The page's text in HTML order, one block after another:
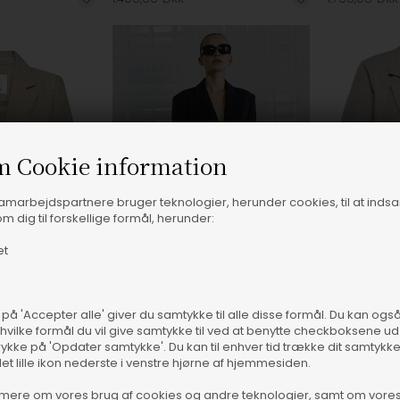
Cookie information
bruger teknologier, herunder cookies, til at
dig til forskellige formål, herunder:
'Accepter alle' giver du samtykke til alle disse formål. Du kan
formål du vil give samtykke til ved at benytte checkboksene
på 'Opdater samtykke'. Du kan til enhver tid trække dit
lille ikon nederste i venstre hjørne af hjemmesiden.
om vores brug af cookies og andre teknologier, samt om
Co Couture - Nadine CC Kortærmet Blazer - Bisquit
Fås i flere størrelser
With Black - WBLMaritsa Tailored Blazer - Black Only -